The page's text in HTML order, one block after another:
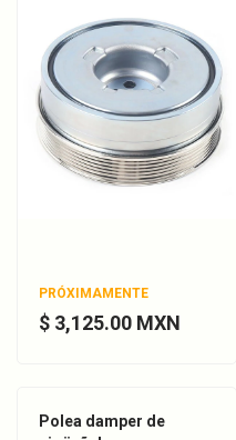
PRÓXIMAMENTE
$ 3,125.00 MXN
Polea damper de